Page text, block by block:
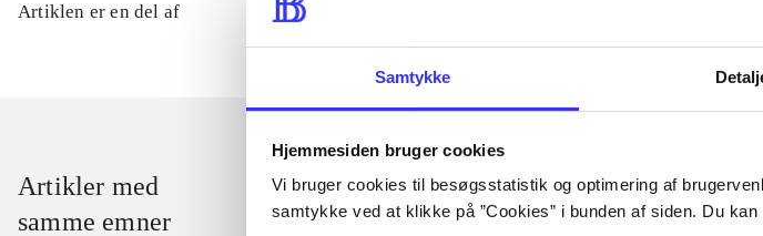
Samtykke
Hjemmesiden bruger cookies
Vi bruger cookies til besøgsstatistik og optimering af
samtykke ved at klikke på ”Cookies” i bunden af siden. Du
Artiklen er en del af
Artikler med
samme emner